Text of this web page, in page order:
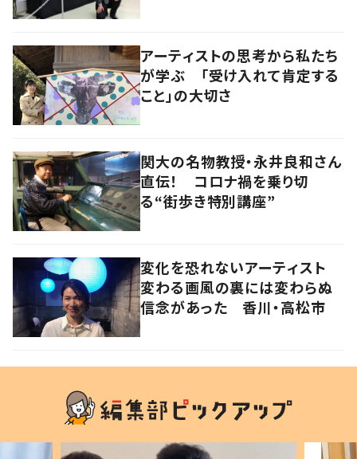
アーティストの思考から私たち
が学ぶ 「受け入れて肯定する
こと」の大切さ
関大の名物教授・永井良和さん
直伝！ コロナ禍を乗り切
る“街歩き特別講座”
変化を恐れないアーティスト
変わる画風の裏には変わらぬ
信念があった 香川・高松市